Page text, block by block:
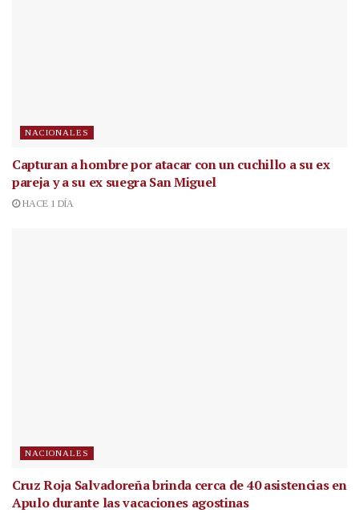
NACIONALES
Capturan a hombre por atacar con un cuchillo a su ex
pareja y a su ex suegra San Miguel
HACE 1 DÍA
NACIONALES
Cruz Roja Salvadoreña brinda cerca de 40 asistencias en
Apulo durante las vacaciones agostinas